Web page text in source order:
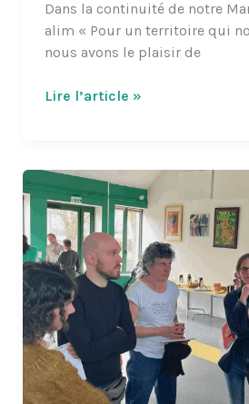
Dans la continuité de notre
alim « Pour un territoire qui
nous avons le plaisir de
Cycle
manifeste
Lire l’article »